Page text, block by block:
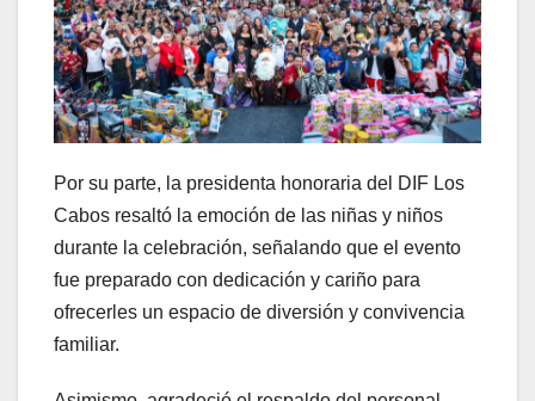
Por su parte, la presidenta honoraria del DIF Los
Cabos resaltó la emoción de las niñas y niños
durante la celebración, señalando que el evento
fue preparado con dedicación y cariño para
ofrecerles un espacio de diversión y convivencia
familiar.